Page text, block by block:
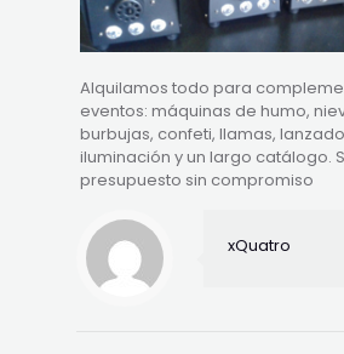
Alquilamos todo para
eventos: máquinas de humo,
burbujas, confeti, llamas,
iluminación y un largo catálogo.
presupuesto sin compromiso
xQuatro